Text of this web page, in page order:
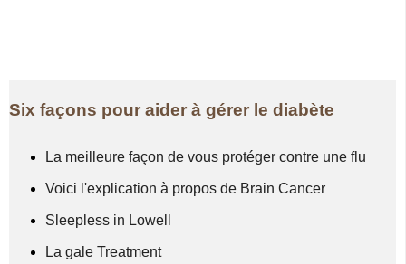
Six façons pour aider à gérer le diabète
La meilleure façon de vous protéger contre une flu
Voici l'explication à propos de Brain Cancer
Sleepless in Lowell
La gale Treatment